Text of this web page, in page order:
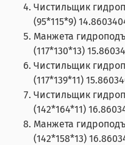
Чистильщик
(95*115*9)
Манжета
(117*130*13)
Чистильщик
(117*139*11)
Чистильщик
(142*164*11)
Манжета
(142*158*13)